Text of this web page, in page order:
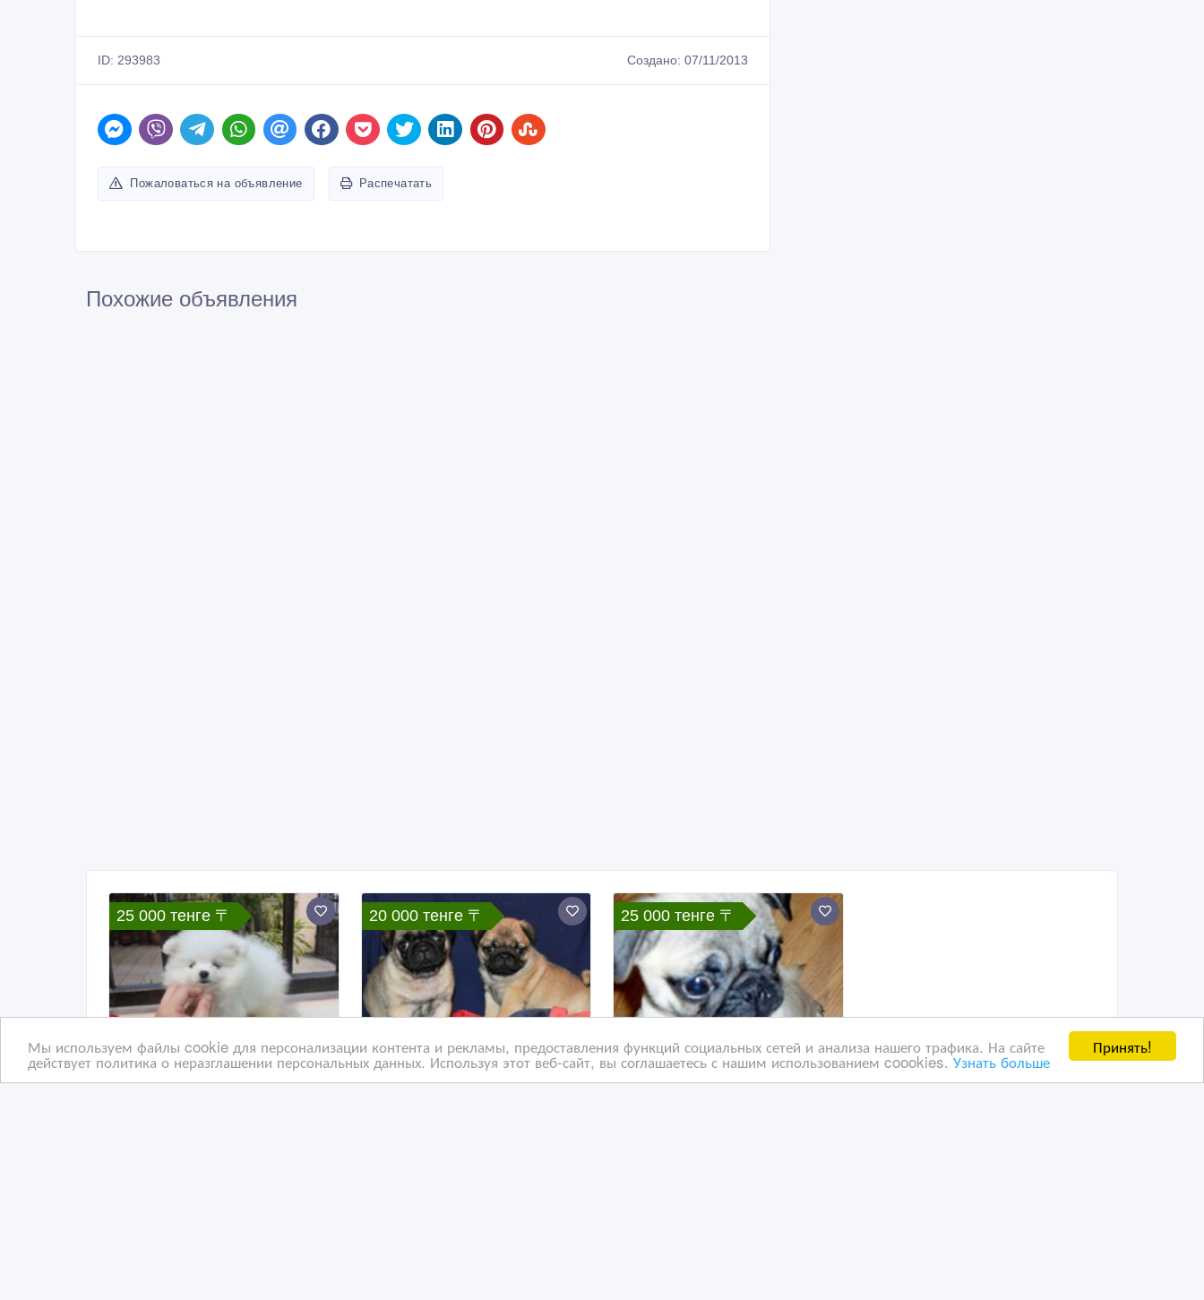
Принять!
Мы используем файлы cookie для персонализации контента и рекламы, предоставления функций социальных сетей и анализа нашего трафика. На сайте
действует политика о неразглашении персональных данных. Используя этот веб-сайт, вы соглашаетесь с нашим использованием coookies.Узнать больше
ID: 293983 Создано: 07/11/2013
Пожаловаться на объявление Распечатать
Похожие объявления
25 000 тенге 〒 20 000 тенге 〒 25 000 тенге 〒